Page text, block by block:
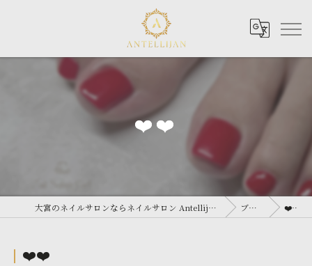
❤️❤️
大宮のネイルサロンならネイルサロン Antellijan 大宮 ブログ ❤️❤️
❤️❤️